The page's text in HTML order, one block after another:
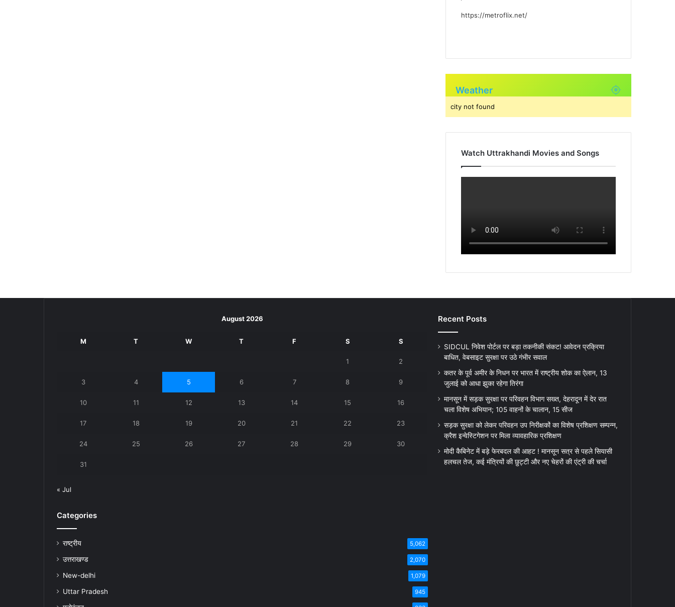
https://metroflix.net/
Weather
city not found
Watch Uttrakhandi Movies and Songs
August 2026
M T W T F S S
1 2
3 4 5 6 7 8 9
10 11 12 13 14 15 16
17 18 19 20 21 22 23
24 25 26 27 28 29 30
31
« Jul
Categories
राष्ट्रीय 5,062
उत्तराखण्ड 2,070
New-delhi 1,079
Uttar Pradesh 945
Recent Posts
SIDCUL निवेश पोर्टल पर बड़ा तकनीकी संकट! आवेदन प्रक्रिया
बाधित, वेबसाइट सुरक्षा पर उठे गंभीर सवाल
कतर के पूर्व अमीर के निधन पर भारत में राष्ट्रीय शोक का ऐलान, 13
जुलाई को आधा झुका रहेगा तिरंगा
मानसून में सड़क सुरक्षा पर परिवहन विभाग सख्त, देहरादून में देर रात
चला विशेष अभियान; 105 वाहनों के चालान, 15 सीज
सड़क सुरक्षा को लेकर परिवहन उप निरीक्षकों का विशेष प्रशिक्षण सम्पन्न,
क्रैश इन्वेस्टिगेशन पर मिला व्यावहारिक प्रशिक्षण
मोदी कैबिनेट में बड़े फेरबदल की आहट ! मानसून सत्र से पहले सियासी
हलचल तेज, कई मंत्रियों की छुट्टी और नए चेहरों की एंट्री की चर्चा